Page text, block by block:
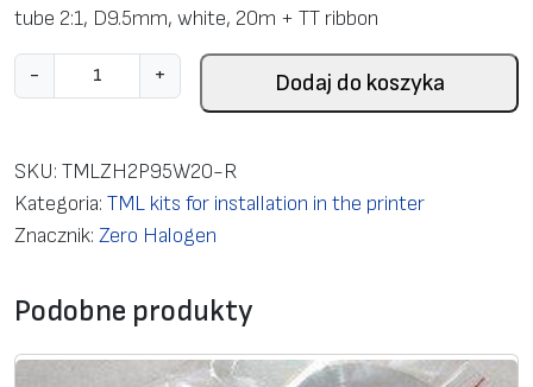
tube 2:1, D9.5mm, white, 20m + TT ribbon
-
l
ś
ć
C
l
e
+ Dodaj do koszyka
SKU: TMLZH2P95W20-R
Kategoria: TML kits for installation in the printer
Znacznik: Zero Halogen
Podobne produkty